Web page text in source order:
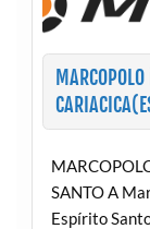
SANTO A
Espírito